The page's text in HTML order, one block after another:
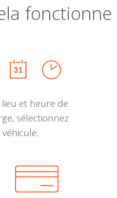
fonctionne
et heure de
sélectionnez